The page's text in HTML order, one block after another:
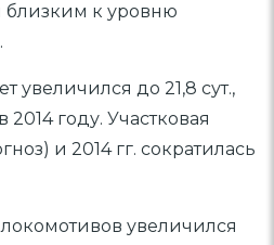
близким к уровню
увеличился до 21,8 сут.,
2014 году. Участковая
и 2014 гг. сократилась
увеличился